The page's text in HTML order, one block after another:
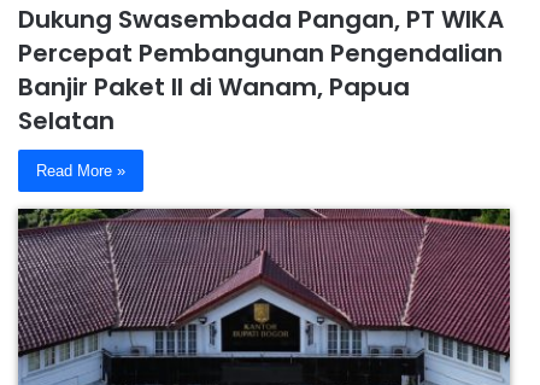
Dukung Swasembada Pangan, PT WIKA
Percepat Pembangunan Pengendalian
Banjir Paket II di Wanam, Papua
Selatan
Read More »